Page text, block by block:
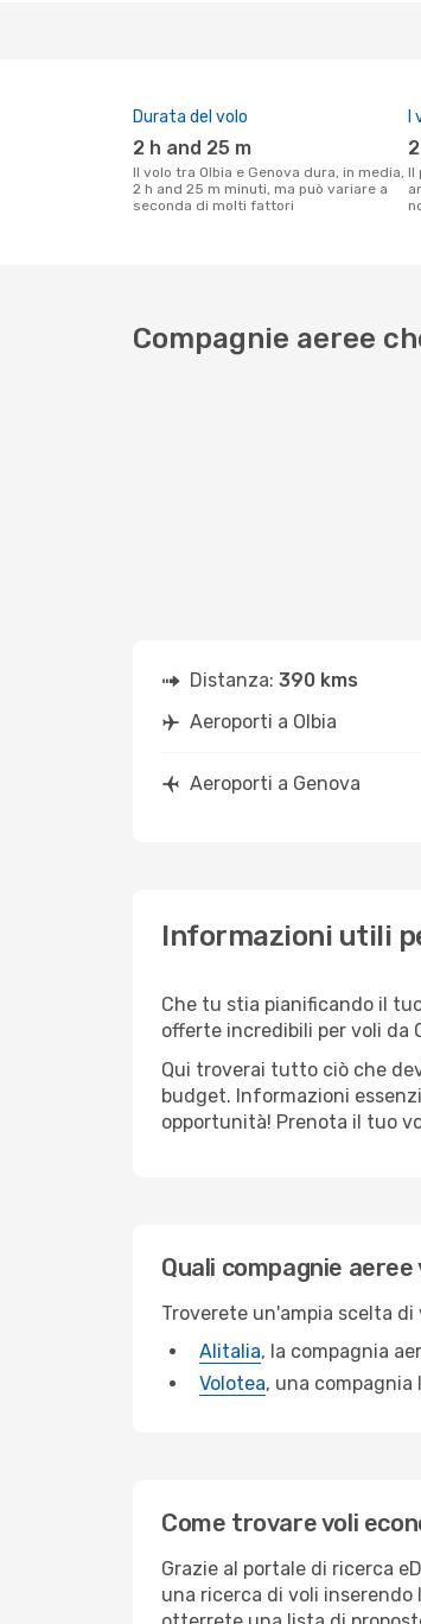
Durata del volo
2 h and 25 m
Il volo tra Olbia e Genova dura, in media,
2 h and 25 m minuti, ma può variare a
seconda di molti fattori
Il prezzo più economico per un volo solo
Compagnie aeree
Distanza: 390 kms
Aeroporti a Olbia
Aeroporti a Genova
Informazioni utili
Che tu stia pianificando il
offerte incredibili per voli da
Qui troverai tutto ciò che
budget. Informazioni
opportunità! Prenota il tuo
Quali compagnie aeree
Troverete un'ampia scelta
Alitalia, la compagnia
Volotea, una compagnia
Come trovare voli
Grazie al portale di ricerca
una ricerca di voli